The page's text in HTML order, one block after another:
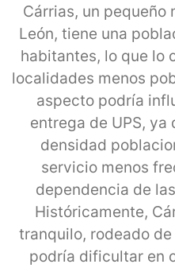
Cárrias, un pequeño
León, tiene una
habitantes, lo que lo
localidades menos
aspecto podría
entrega de UPS, ya
densidad
servicio menos
dependencia de
Históricamente,
tranquilo, rodeado
podría dificultar en